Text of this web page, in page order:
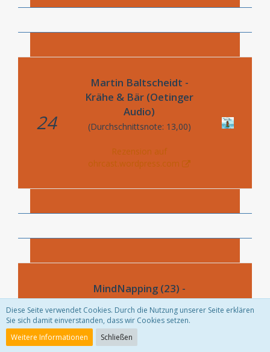
24
Martin Baltscheidt -
Krähe & Bär (Oetinger
Audio)
(Durchschnittsnote: 13,00)
Rezension auf
ohrcast.wordpress.com
24
MindNapping (23) -
Dibbuk (Audionarchie)
(Durchschnittsnote: 13,00)
Rezension auf ffm-rock.de
Diese Seite verwendet Cookies. Durch die Nutzung unserer Seite erklären
Sie sich damit einverstanden, dass wir Cookies setzen.
Weitere Informationen
Schließen